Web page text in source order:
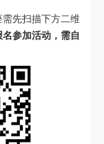
先扫描下方二维
参加活动，需自